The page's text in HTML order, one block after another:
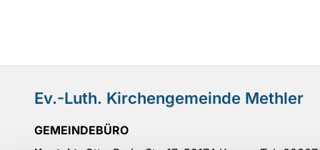
Ev.-Luth. Kirchengemeinde Methler
GEMEINDEBÜRO